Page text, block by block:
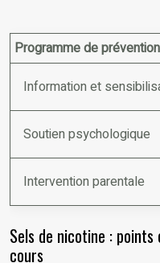
Programme de prévention
Information et
Soutien psychologique
Intervention parentale
Sels de nicotine :
cours